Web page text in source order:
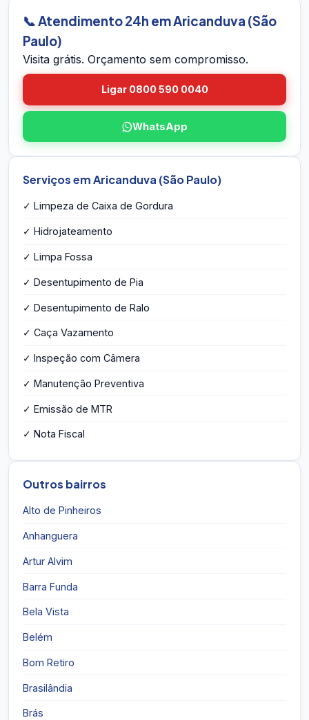
a caixa, mede o volume, identifica eventuais
problemas estruturais e entrega o orçamento
por escrito na hora — sem compromisso e sem
taxa de visita.
📞 Atendimento 24h em Aricanduva (São
Paulo)
Visita grátis. Orçamento sem compromisso.
Ligar 0800 590 0040
WhatsApp
Serviços em Aricanduva (São Paulo)
✓ Limpeza de Caixa de Gordura
✓ Hidrojateamento
✓ Limpa Fossa
✓ Desentupimento de Pia
✓ Desentupimento de Ralo
✓ Caça Vazamento
✓ Inspeção com Câmera
✓ Manutenção Preventiva
✓ Emissão de MTR
✓ Nota Fiscal
Outros bairros
Alto de Pinheiros
Anhanguera
Artur Alvim
Barra Funda
Bela Vista
Belém
Bom Retiro
Brasilândia
Brás